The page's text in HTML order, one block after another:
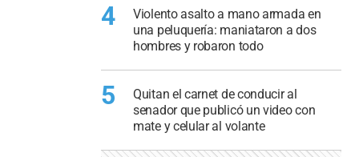
4
Violento asalto a mano armada en
una peluquería: maniataron a dos
hombres y robaron todo
5
Quitan el carnet de conducir al
senador que publicó un video con
mate y celular al volante